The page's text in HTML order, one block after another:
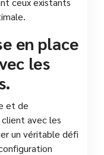
en place
les
et de
avec les
un véritable défi